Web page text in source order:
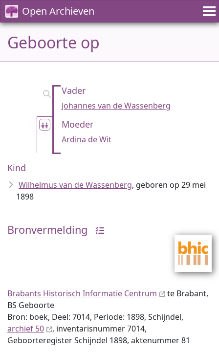
Open Archieven
Geboorte op
Vader
Johannes van de Wassenberg
Moeder
Ardina de Wit
Kind
Wilhelmus van de Wassenberg, geboren op 29 mei
1898
Bronvermelding
Brabants Historisch Informatie Centrum
te Brabant,
BS Geboorte
Bron: boek, Deel: 7014, Periode: 1898, Schijndel,
archief 50
, inventaris­num­mer 7014,
Geboorteregister Schijndel 1898, aktenummer 81